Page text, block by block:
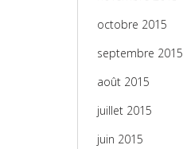
octobre 2015
septembre 2015
août 2015
juillet 2015
juin 2015